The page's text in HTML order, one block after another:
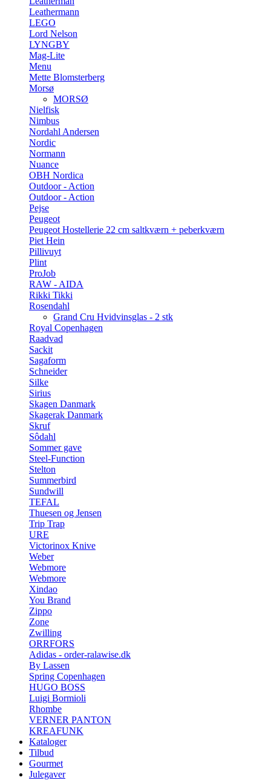
Leathermann
LEGO
Lord Nelson
LYNGBY
Mag-Lite
Menu
Mette Blomsterberg
Morsø
MORSØ
Nielfisk
Nimbus
Nordahl Andersen
Nordic
Normann
Nuance
OBH Nordica
Outdoor - Action
Outdoor - Action
Pejse
Peugeot
Peugeot Hostellerie 22 cm saltkværn + peberkværn
Piet Hein
Pillivuyt
Plint
ProJob
RAW - AIDA
Rikki Tikki
Rosendahl
Grand Cru Hvidvinsglas - 2 stk
Royal Copenhagen
Raadvad
Sackit
Sagaform
Schneider
Silke
Sirius
Skagen Danmark
Skagerak Danmark
Skruf
Sôdahl
Sommer gave
Steel-Function
Stelton
Summerbird
Sundwill
TEFAL
Thuesen og Jensen
Trip Trap
URE
Victorinox Knive
Weber
Webmore
Webmore
Xindao
You Brand
Zippo
Zone
Zwilling
ORRFORS
Adidas - order-ralawise.dk
By Lassen
Spring Copenhagen
HUGO BOSS
Luigi Bormioli
Rhombe
VERNER PANTON
KREAFUNK
Kataloger
Tilbud
Gourmet
Julegaver